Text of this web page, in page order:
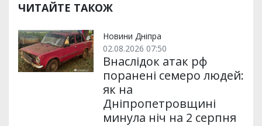
р
и
и
b
o
k
t
e
l
m p
ЧИТАЙТЕ ТАКОЖ
Новини Дніпра
02.08.2026 07:50
Внаслідок атак рф
поранені семеро людей:
як на
Дніпропетровщині
минула ніч на 2 серпня